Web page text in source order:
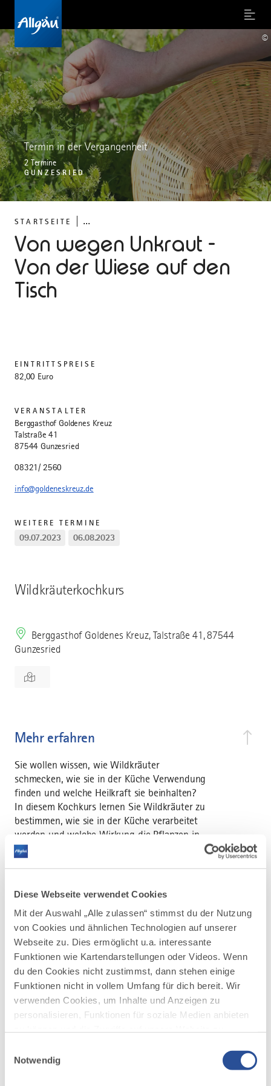
Diese Webseite verwendet Cookies
Mit der Auswahl „Alle zulassen“ stimmst du der Nutzung
von Cookies und ähnlichen Technologien auf unserer
Webseite zu. Dies ermöglicht u.a. interessante
Funktionen wie Kartendarstellungen oder Videos. Wenn
du den Cookies nicht zustimmst, dann stehen einige
Funktionen nicht in vollem Umfang für dich bereit. Wir
verwenden Cookies, um Inhalte und Anzeigen zu
personalisieren, Funktionen für soziale Medien anbieten
deiner Verwendung unserer Website an unsere Partner
Notwendig
Menu
STARTSEITE ...
Von wegen Unkraut -
Von der Wiese auf den
Tisch
Termin in der Vergangenheit
2 Termine
GUNZESRIED
©
Wildkräuterkochkurs
Berggasthof Goldenes Kreuz, Talstraße 41, 87544
Gunzesried
Mehr erfahren
Sie wollen wissen, wie Wildkräuter
schmecken, wie sie in der Küche Verwendung
finden und welche Heilkraft sie beinhalten?
In diesem Kochkurs lernen Sie Wildkräuter zu
bestimmen, wie sie in der Küche verarbeitet
werden und welche Wirkung die Pflanzen in
unserer Nahrung und unserem Körper haben.
Anliegen.
Messer und Schere sowie einen Korb oder
eine Stofftasche zum Sammeln mitbringen
Verpflegung ist mit im Preis inbegriffen.
Uhrzeit & Ort:9.00 bis 15.00 Uhr,
Berggasthof Goldenes Kreuz, Gunzesried
Info & Anmeldung:Christa Schneider unter
Tel: 08321/ 2560, Anmeldung über die
Oberallgäuer Volkshochschule
EINTRITTSPREISE
82,00 Euro
VERANSTALTER
Berggasthof Goldenes Kreuz
Talstraße 41
87544 Gunzesried
08321/ 2560
info@goldeneskreuz.de
WEITERE TERMINE
09.07.2023 06.08.2023